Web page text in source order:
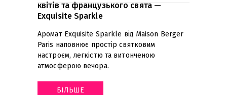
квітів та французького свята —
Exquisite Sparkle
Аромат Exquisite Sparkle від Maison Berger
Paris наповнює простір святковим
настроєм, легкістю та витонченою
атмосферою вечора.
БІЛЬШЕ